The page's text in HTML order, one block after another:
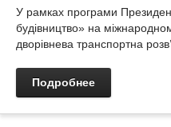
У рамках програми
будівництво» на
дворівнева транспортна
Подробнее